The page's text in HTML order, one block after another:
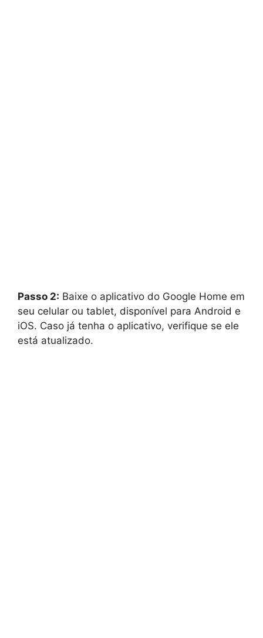
Passo 2: Baixe o aplicativo do Google Home em
seu celular ou tablet, disponível para Android e
iOS. Caso já tenha o aplicativo, verifique se ele
está atualizado.